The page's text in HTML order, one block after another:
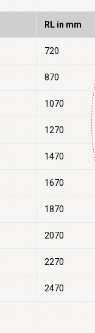
RL in mm
720
870
1070
1270
1470
1670
1870
2070
2270
2470